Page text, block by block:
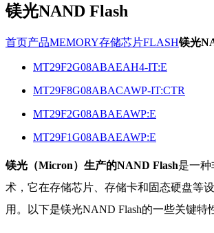
镁光NAND Flash
首页产品MEMORY存储芯片FLASH镁光
MT29F2G08ABAEAH4-IT:E
MT29F8G08ABACAWP-IT:CTR
MT29F2G08ABAEAWP:E
MT29F1G08ABAEAWP:E
镁光（Micron）生产的NAND Flash是一
术，它在存储芯片、存储卡和固态硬盘等
用。以下是镁光NAND Flash的一些关键特